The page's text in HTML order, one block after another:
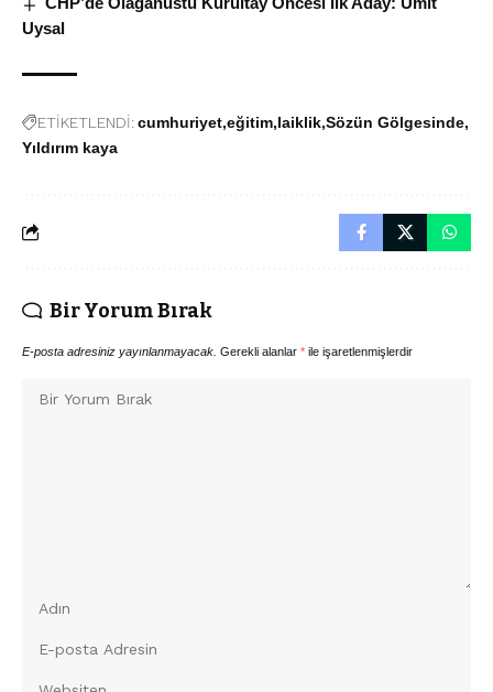
Uysal
ETİKETLENDİ:cumhuriyet eğitim laiklik Sözün Gölgesinde
Yıldırım kaya
Bir Yorum Bırak
E-posta adresiniz yayınlanmayacak. Gerekli alanlar * ile işaretlenmişlerdir